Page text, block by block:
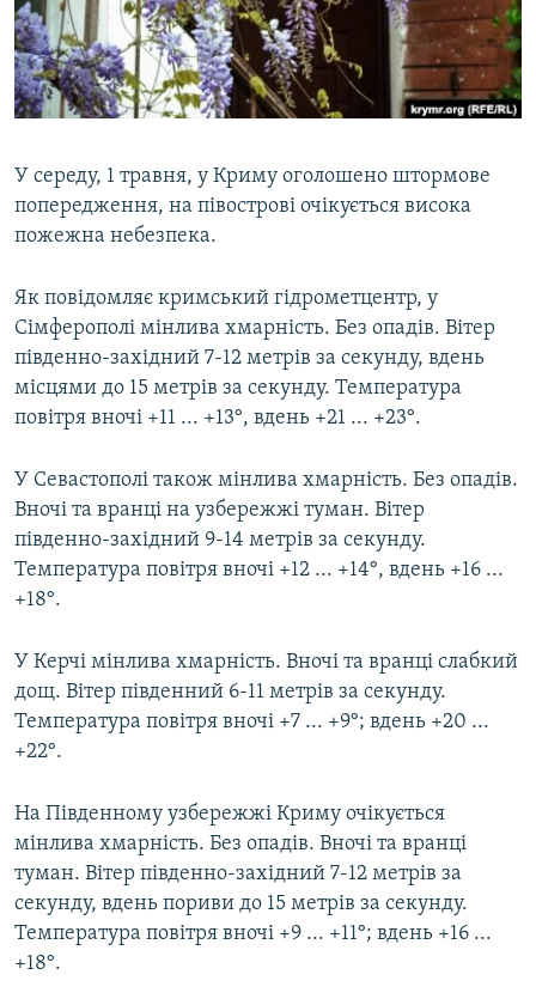
ВІДЕОУРОКИ «ELIFBE»
СВІДЧЕННЯ ОКУПАЦІЇ
УКРАЇНСЬКА ПРОБЛЕМА КРИМУ
Русский
Qırımtatar
У середу, 1 травня, у Криму оголошено штормове
попередження, на півострові очікується висока
пожежна небезпека.
Як повідомляє кримський гідрометцентр, у
Сімферополі мінлива хмарність. Без опадів. Вітер
південно-західний 7-12 метрів за секунду, вдень
місцями до 15 метрів за секунду. Температура
повітря вночі +11 ... +13°, вдень +21 ... +23°.
У Севастополі також мінлива хмарність. Без опадів.
Вночі та вранці на узбережжі туман. Вітер
південно-західний 9-14 метрів за секунду.
Температура повітря вночі +12 ... +14°, вдень +16 ...
+18°.
У Керчі мінлива хмарність. Вночі та вранці слабкий
дощ. Вітер південний 6-11 метрів за секунду.
Температура повітря вночі +7 ... +9°; вдень +20 ...
+22°.
На Південному узбережжі Криму очікується
мінлива хмарність. Без опадів. Вночі та вранці
туман. Вітер південно-західний 7-12 метрів за
секунду, вдень пориви до 15 метрів за секунду.
Температура повітря вночі +9 ... +11°; вдень +16 ...
+18°.